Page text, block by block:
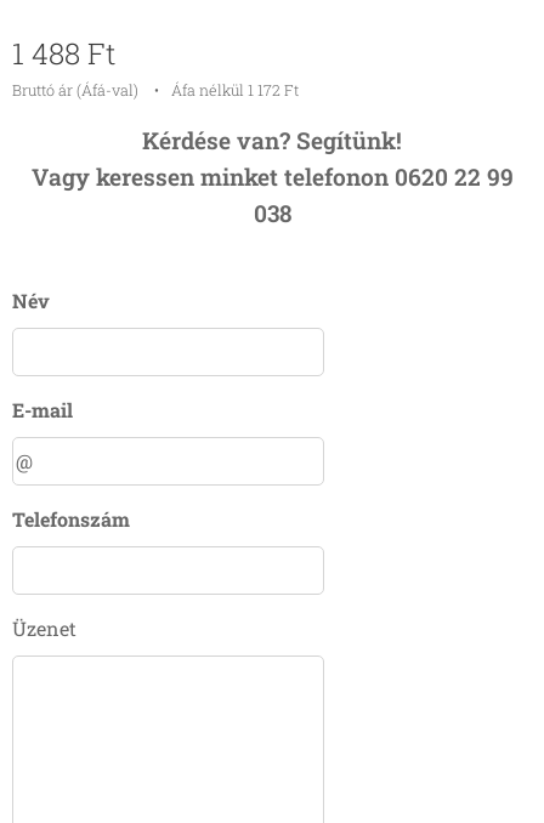
1 488 Ft
Bruttó ár (Áfá-val) Áfa nélkül 1 172 Ft
Kérdése van? Segítünk!
Vagy keressen minket telefonon 0620 22 99
038
Név
E-mail
Telefonszám
Üzenet